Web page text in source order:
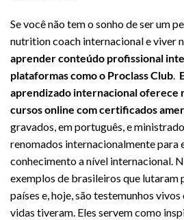
Se você não tem o sonho de ser um
nutrition coach internacional e viver
aprender conteúdo profissional
plataformas como o Proclass Club.
aprendizado internacional oferece
cursos online com certificados
gravados, em português, e
renomados internacionalmente para
conhecimento a nível internacional.
exemplos de brasileiros que lutaram
países e, hoje, são testemunhos vivos
vidas tiveram. Eles servem como